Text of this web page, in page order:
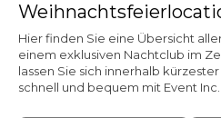
Hier finden Sie eine Übersicht
einem exklusiven Nachtclub im
lassen Sie sich innerhalb
schnell und bequem mit Event Inc.